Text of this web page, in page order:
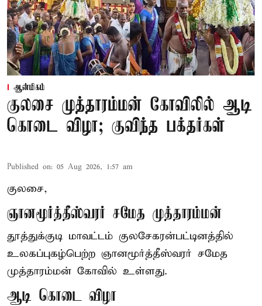
ஆன்மிகம்
குலசை முத்தாரம்மன் கோவிலில் ஆடி
கொடை விழா; குவிந்த பக்தர்கள்
Published on: 05 Aug 2026, 1:57 am
குலசை,
ஞானமூர்த்தீஸ்வரர் சமேத முத்தாரம்மன்
தூத்துக்குடி மாவட்டம் குலசேகரன்பட்டினத்தில்
உலகப்புகழ்பெற்ற ஞானமூர்த்தீஸ்வரர் சமேத
முத்தாரம்மன் கோவில் உள்ளது.
ஆடி கொடை விழா